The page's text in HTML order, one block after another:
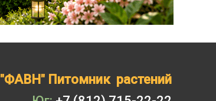
"ФАВН" Питомник растений